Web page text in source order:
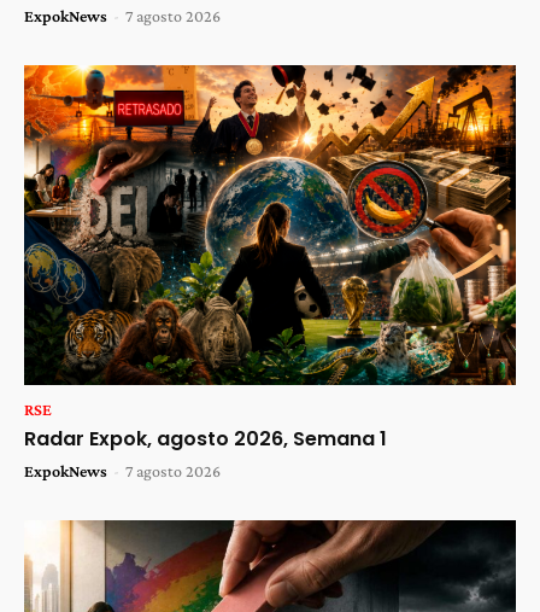
ExpokNews - 7 agosto 2026
RSE
Radar Expok, agosto 2026, Semana 1
ExpokNews - 7 agosto 2026